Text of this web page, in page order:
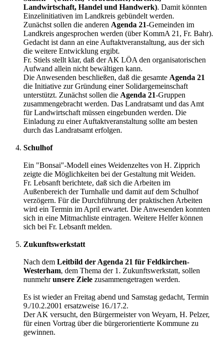
Landwirtschaft, Handel und Handwerk). Damit könnten
Einzelinitiativen im Landkreis gebündelt werden.
Zunächst sollen die anderen Agenda 21-Gemeinden im
Landkreis angesprochen werden (über KommA 21, Fr. Bahr).
Gedacht ist dann an eine Auftaktveranstaltung, aus der sich
die weitere Entwicklung ergibt.
Fr. Stiels stellt klar, daß der AK LÖA den organisatorischen
Aufwand allein nicht bewältigen kann.
Die Anwesenden beschließen, daß die gesamte Agenda 21
die Initiative zur Gründung einer Solidargemeinschaft
unterstützt. Zunächst sollen die Agenda 21-Gruppen
zusammengebracht werden. Das Landratsamt und das Amt
für Landwirtschaft müssen eingebunden werden. Die
Einladung zu einer Auftaktveranstaltung sollte am besten
durch das Landratsamt erfolgen.
Schulhof
Ein "Bonsai"-Modell eines Weidenzeltes von H. Zipprich
zeigte die Möglichkeiten bei der Gestaltung mit Weiden.
Fr. Lebsanft berichtete, daß sich die Arbeiten im
Außenbereich der Turnhalle und damit auf dem Schulhof
verzögern. Für die Durchführung der praktischen Arbeiten
wird ein Termin im April erwartet. Die Anwesenden konnten
sich in eine Mitmachliste eintragen. Weitere Helfer können
sich bei Fr. Lebsanft melden.
Zukunftswerkstatt
Nach dem Leitbild der Agenda 21 für Feldkirchen-
Westerham, dem Thema der 1. Zukunftswerkstatt, sollen
nunmehrunsere Ziele zusammengetragen werden.
Es ist wieder an Freitag abend und Samstag gedacht, Termin
9./10.2.2001 ersatzweise 16./17.2.
Der AK versucht, den Bürgermeister von Weyarn, H. Pelzer,
für einen Vortrag über die bürgerorientierte Kommune zu
gewinnen.